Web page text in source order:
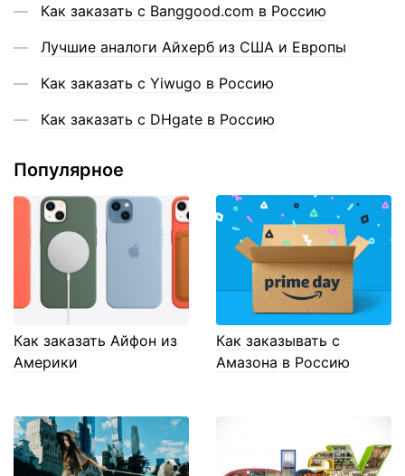
Как заказать с Banggood.com в Россию
Лучшие аналоги Айхерб из США и Европы
Как заказать с Yiwugo в Россию
Как заказать с DHgate в Россию
Популярное
Как заказать Айфон из
Америки
Как заказывать с
Амазона в Россию